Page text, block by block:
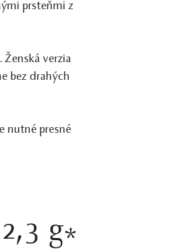
prsteňmi z
. Ženská verzia
bez drahých
nutné presné
g*